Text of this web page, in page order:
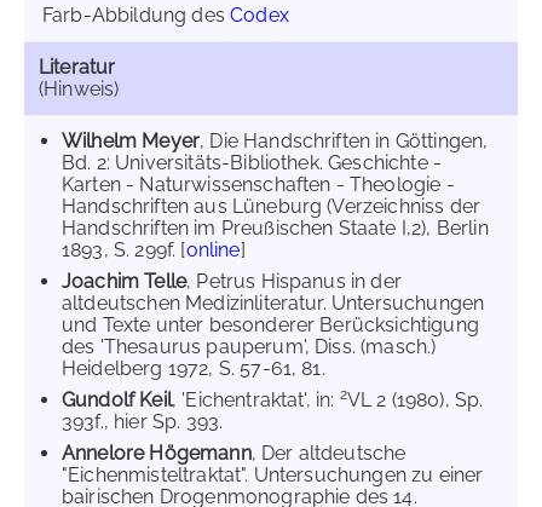
Farb-Abbildung desCodex
Literatur
(Hinweis)
Wilhelm Meyer, Die Handschriften in Göttingen,
Bd. 2: Universitäts-Bibliothek. Geschichte -
Karten - Naturwissenschaften - Theologie -
Handschriften aus Lüneburg (Verzeichniss der
Handschriften im Preußischen Staate I,2), Berlin
1893, S. 299f. [online]
Joachim Telle, Petrus Hispanus in der
altdeutschen Medizinliteratur. Untersuchungen
und Texte unter besonderer Berücksichtigung
des 'Thesaurus pauperum', Diss. (masch.)
Heidelberg 1972, S. 57-61, 81.
Gundolf Keil, 'Eichentraktat', in: 2VL 2 (1980), Sp.
393f., hier Sp. 393.
Annelore Högemann, Der altdeutsche
"Eichenmisteltraktat". Untersuchungen zu einer
bairischen Drogenmonographie des 14.